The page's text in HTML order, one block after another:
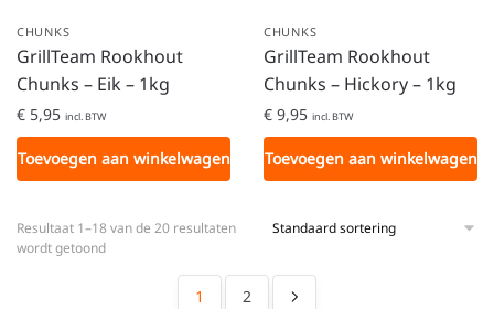
CHUNKS
GrillTeam Rookhout
Chunks – Eik – 1kg
€ 5,95 incl. BTW
Toevoegen aan winkelwagen
CHUNKS
GrillTeam Rookhout
Chunks – Hickory – 1kg
€ 9,95 incl. BTW
Toevoegen aan winkelwagen
Resultaat 1–18 van de 20 resultaten
wordt getoond
1 2